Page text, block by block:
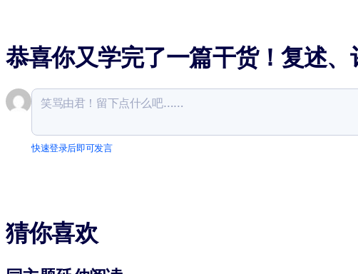
恭喜你又学完了一篇干货！复述
快速登录后即可发言
猜你喜欢